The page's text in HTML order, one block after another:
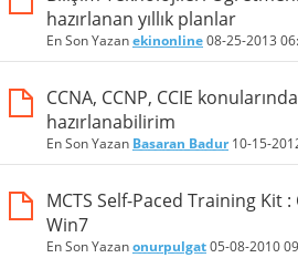
hazırlanan yıllık planlar
En Son Yazanekinonline08-25-2013
CCNA, CCNP, CCIE
hazırlanabilirim
En Son Yazan Basaran Badur10-15-
MCTS Self-Paced Training Kit
Win7
En Son Yazanonurpulgat05-08-2010